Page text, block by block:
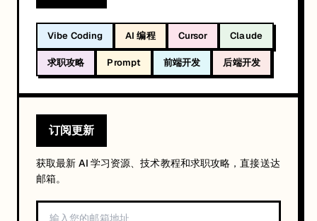
Vibe Coding AI 编程 Cursor Claude
求职攻略 Prompt 前端开发 后端开发
订阅更新
获取最新 AI 学习资源、技术教程和求职攻略，直接送达
邮箱。